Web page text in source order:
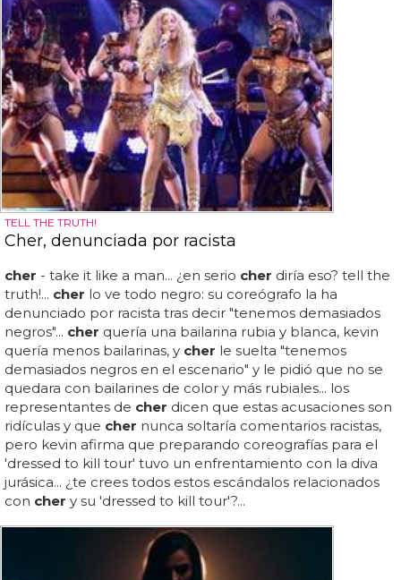
TELL THE TRUTH!
Cher, denunciada por racista
cher - take it like a man... ¿en serio cher diría eso? tell the
truth!... cher lo ve todo negro: su coreógrafo la ha
denunciado por racista tras decir "tenemos demasiados
negros"... cher quería una bailarina rubia y blanca, kevin
quería menos bailarinas, y cher le suelta "tenemos
demasiados negros en el escenario" y le pidió que no se
quedara con bailarines de color y más rubiales... los
representantes de cher dicen que estas acusaciones son
ridículas y que cher nunca soltaría comentarios racistas,
pero kevin afirma que preparando coreografías para el
'dressed to kill tour' tuvo un enfrentamiento con la diva
jurásica... ¿te crees todos estos escándalos relacionados
con cher y su 'dressed to kill tour'?...